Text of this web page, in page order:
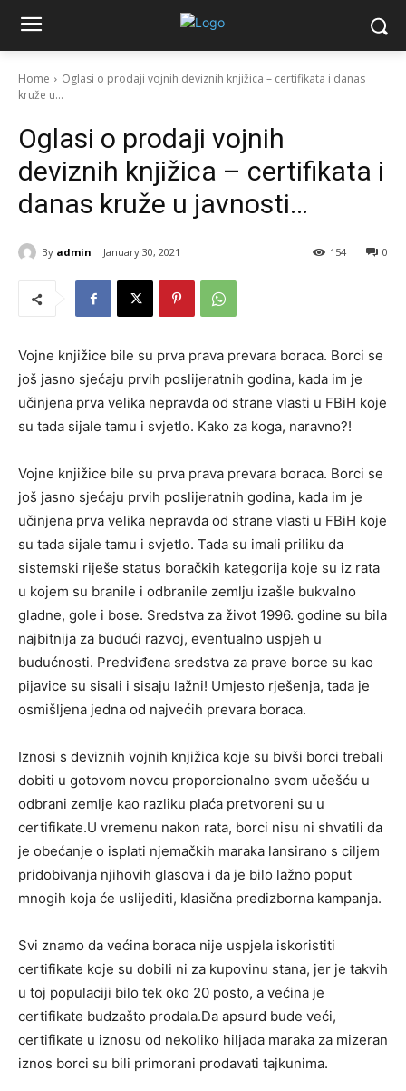
Home
Oglasi o prodaji vojnih deviznih knjižica – certifikata i danas
kruže u...
Oglasi o prodaji vojnih
deviznih knjižica – certifikata i
danas kruže u javnosti…
By admin January 30, 2021 0
154
Vojne knjižice bile su prva prava prevara boraca. Borci se
još jasno sjećaju prvih poslijeratnih godina, kada im je
učinjena prva velika nepravda od strane vlasti u FBiH koje
su tada sijale tamu i svjetlo. Kako za koga, naravno?!
Vojne knjižice bile su prva prava prevara boraca. Borci se
još jasno sjećaju prvih poslijeratnih godina, kada im je
učinjena prva velika nepravda od strane vlasti u FBiH koje
su tada sijale tamu i svjetlo. Tada su imali priliku da
sistemski riješe status boračkih kategorija koje su iz rata
u kojem su branile i odbranile zemlju izašle bukvalno
gladne, gole i bose. Sredstva za život 1996. godine su bila
najbitnija za budući razvoj, eventualno uspjeh u
budućnosti. Predviđena sredstva za prave borce su kao
pijavice su sisali i sisaju lažni! Umjesto rješenja, tada je
osmišljena jedna od najvećih prevara boraca.
Iznosi s deviznih vojnih knjižica koje su bivši borci trebali
dobiti u gotovom novcu proporcionalno svom učešću u
odbrani zemlje kao razliku plaća pretvoreni su u
certifikate.U vremenu nakon rata, borci nisu ni shvatili da
je obećanje o isplati njemačkih maraka lansirano s ciljem
pridobivanja njihovih glasova i da je bilo lažno poput
mnogih koja će uslijediti, klasična predizborna kampanja.
Svi znamo da većina boraca nije uspjela iskoristiti
certifikate koje su dobili ni za kupovinu stana, jer je takvih
u toj populaciji bilo tek oko 20 posto, a većina je
certifikate budzašto prodala.Da apsurd bude veći,
certifikate u iznosu od nekoliko hiljada maraka za mizeran
iznos borci su bili primorani prodavati tajkunima.